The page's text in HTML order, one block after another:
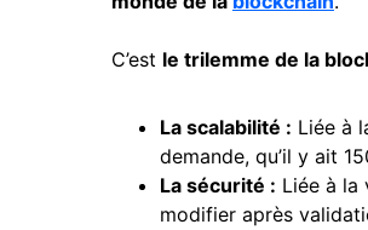
C’est le trilemme de la
La scalabilité : Liée à
demande, qu’il y ait
La sécurité : Liée à la
modifier après